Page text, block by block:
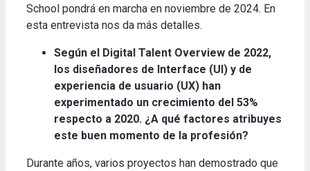
School pondrá en marcha en noviembre de 2024. En
esta entrevista nos da más detalles.
Según el Digital Talent Overview de 2022,
los diseñadores de Interface (UI) y de
experiencia de usuario (UX) han
experimentado un crecimiento del 53%
respecto a 2020. ¿A qué factores atribuyes
este buen momento de la profesión?
Durante años, varios proyectos han demostrado que